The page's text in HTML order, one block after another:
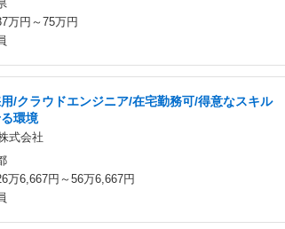
万円～75万円
/クラウドエンジニア/在宅勤務可/得意なスキル
環境
式会社
万6,667円～56万6,667円